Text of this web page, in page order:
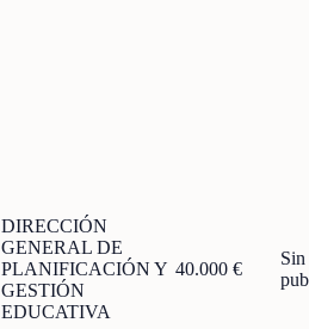
DIRECCIÓN
GENERAL DE
PLANIFICACIÓN Y
GESTIÓN
EDUCATIVA
40.000 €